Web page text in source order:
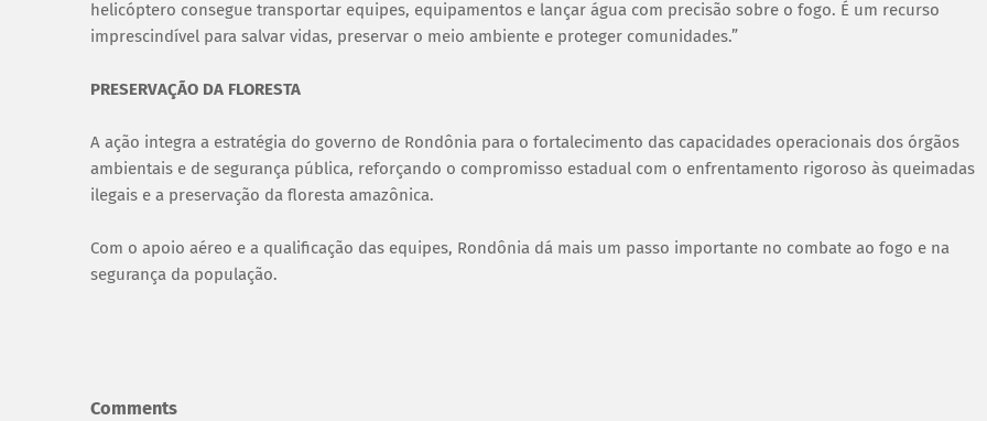
helicóptero consegue transportar equipes, equipamentos e lançar água com precisão sobre o fogo. É um recurso
imprescindível para salvar vidas, preservar o meio ambiente e proteger comunidades.”
PRESERVAÇÃO DA FLORESTA
A ação integra a estratégia do governo de Rondônia para o fortalecimento das capacidades operacionais dos órgãos
ambientais e de segurança pública, reforçando o compromisso estadual com o enfrentamento rigoroso às queimadas
ilegais e a preservação da floresta amazônica.
Com o apoio aéreo e a qualificação das equipes, Rondônia dá mais um passo importante no combate ao fogo e na
segurança da população.
Comments